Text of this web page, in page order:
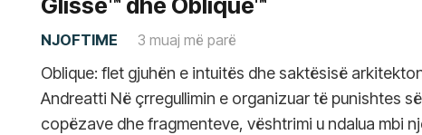
Glissè™ dhe Oblique™
NJOFTIME 3 muaj më parë
Oblique: flet gjuhën e intuitës dhe saktësisë
Andreatti Në çrregullimin e organizuar të punishtes
copëzave dhe fragmenteve, vështrimi u ndalua mbi